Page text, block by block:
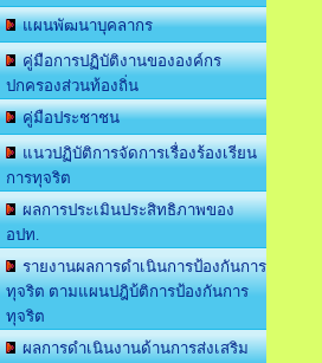
แผนพัฒนาบุคลากร
คู่มือการปฏิบัติงานขององค์กร
ปกครองส่วนท้องถิ่น
คู่มือประชาชน
แนวปฏิบัติการจัดการเรื่องร้องเรียน
การทุจริต
ผลการประเมินประสิทธิภาพของ
อปท.
รายงานผลการดำเนินการป้องกันการ
ทุจริต ตามแผนปฎิบ้ติการป้องกันการ
ทุจริต
ผลการดำเนินงานด้านการส่งเสริม